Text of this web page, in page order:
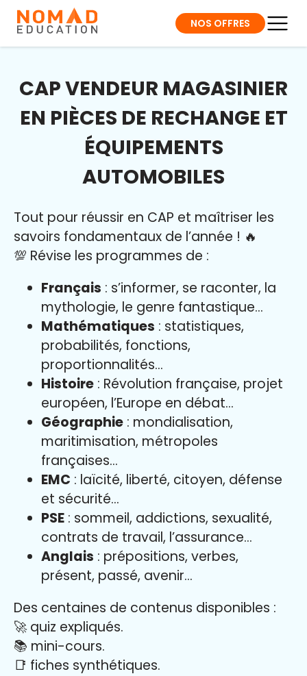
NOS OFFRES
CAP VENDEUR MAGASINIER
EN PIÈCES DE RECHANGE ET
ÉQUIPEMENTS
AUTOMOBILES
Tout pour réussir en CAP et maîtriser les
savoirs fondamentaux de l’année ! 🔥
💯 Révise les programmes de :
Français : s’informer, se raconter, la
mythologie, le genre fantastique…
Mathématiques : statistiques,
probabilités, fonctions,
proportionnalités…
Histoire : Révolution française, projet
européen, l’Europe en débat…
Géographie : mondialisation,
maritimisation, métropoles
françaises…
EMC : laïcité, liberté, citoyen, défense
et sécurité…
PSE : sommeil, addictions, sexualité,
contrats de travail, l’assurance…
Anglais : prépositions, verbes,
présent, passé, avenir…
Des centaines de contenus disponibles :
🚀 quiz expliqués.
📚 mini-cours.
📑 fiches synthétiques.